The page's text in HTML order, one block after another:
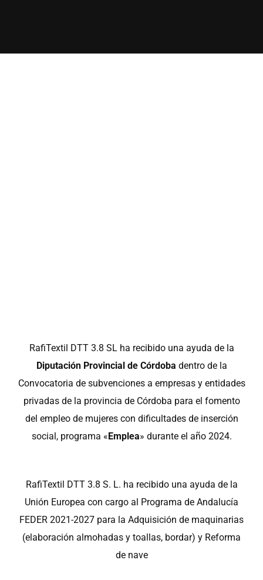
RafiTextil DTT 3.8 SL ha recibido una ayuda de la
Diputación Provincial de Córdoba dentro de la
Convocatoria de subvenciones a empresas y entidades
privadas de la provincia de Córdoba para el fomento
del empleo de mujeres con dificultades de inserción
social, programa «Emplea» durante el año 2024.
RafiTextil DTT 3.8 S. L. ha recibido una ayuda de la
Unión Europea con cargo al Programa de Andalucía
FEDER 2021-2027 para la Adquisición de maquinarias
(elaboración almohadas y toallas, bordar) y Reforma
de nave